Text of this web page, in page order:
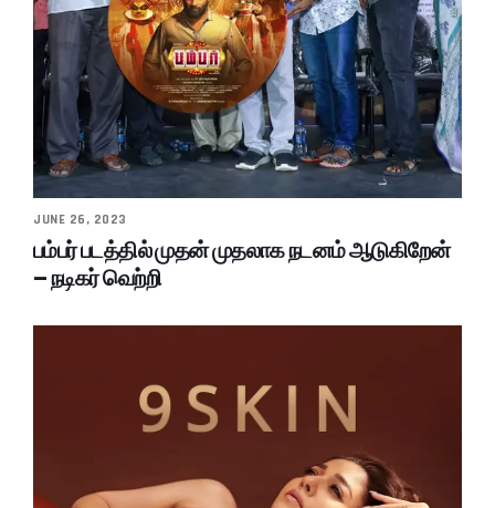
JUNE 26, 2023
பம்பர் படத்தில் முதன் முதலாக நடனம் ஆடுகிறேன்
– நடிகர் வெற்றி